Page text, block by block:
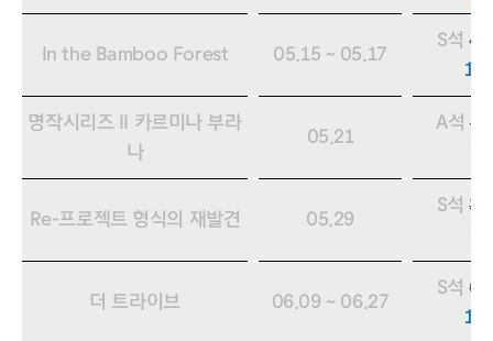
[종료됨]
In the Bamboo Forest 05.15 ~ 05.17
S석
[종료됨]
명작시리즈 II 카르미나 부라
나
05.21
A석
[종료됨]
Re-프로젝트 형식의 재발견 05.29
S석
[종료됨]
더 트라이브 06.09 ~ 06.27
S석